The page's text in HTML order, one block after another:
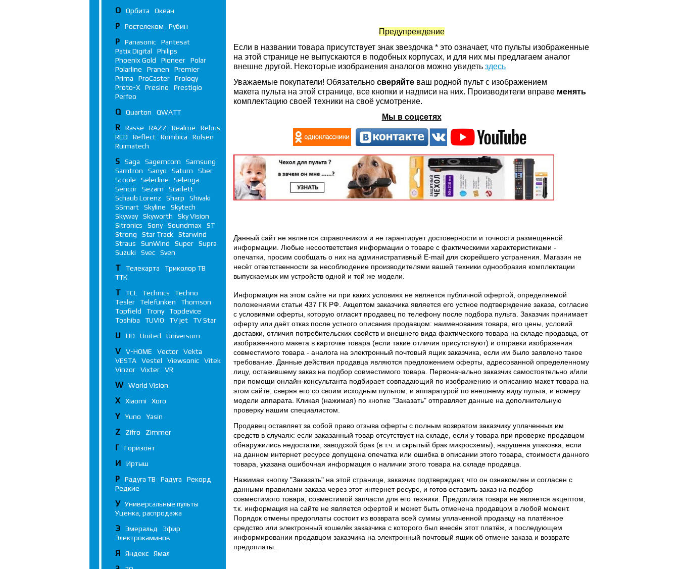
Предупреждение
Если в названии товара присутствует знак звездочка * это означает, что пульты изображенные
на этой странице не выпускаются в подобных корпусах, и для них мы предлагаем аналог
внешне другой. Некоторые изображения аналогов можно увидеть здесь
Уважаемые покупатели! Обязательно сверяйте ваш родной пульт с изображением
макета пульта на этой странице, все кнопки и надписи на них. Производители вправе менять
комплектацию своей техники на своё усмотрение.
Мы в соцсетях
Данный сайт не является справочником и не гарантирует достоверности и точности размещенной
информации. Любые несоответствия информации о товаре с фактическими характеристиками -
опечатки, просим сообщать о них на административный E-mail для скорейшего устранения. Магазин не
несёт ответственности за несоблюдение производителями вашей техники однообразия комплектации
выпускаемых им устройств одной и той же модели.
Информация на этом сайте ни при каких условиях не является публичной офертой, определяемой
положениями статьи 437 ГК РФ. Акцептом заказчика является его устное подтверждение заказа, согласие
с условиями оферты, которую огласит продавец по телефону после подбора пульта. Заказчик принимает
оферту или даёт отказ после устного описания продавцом: наименования товара, его цены, условий
доставки, отличия потребительских свойств и внешнего вида фактического товара на складе продавца, от
изображенного макета в карточке товара (если такие отличия присутствуют) и отправки изображения
совместимого товара - аналога на электронный почтовый ящик заказчика, если им было заявлено такое
требование. Данные действия продавца являются предложением оферты, адресованной определенному
лицу, оставившему заказ на подбор совместимого товара. Первоначально заказчик самостоятельно и/или
при помощи онлайн-консультанта подбирает совпадающий по изображению и описанию макет товара на
этом сайте, сверяя его со своим исходным пультом, и аппаратурой по внешнему виду пульта, и номеру
модели аппарата. Кликая (нажимая) по кнопке "Заказать" отправляет данные на дополнительную
проверку нашим специалистом.
Продавец оставляет за собой право отзыва оферты с полным возвратом заказчику уплаченных им
средств в случаях: если заказанный товар отсутствует на складе, если у товара при проверке продавцом
обнаружились недостатки, заводской брак (в т.ч. и скрытый брак микросхемы), нарушена упаковка, если
на данном интернет ресурсе допущена опечатка или ошибка в описании этого товара, стоимости данного
товара, указана ошибочная информация о наличии этого товара на складе продавца.
Нажимая кнопку "Заказать" на этой странице, заказчик подтверждает, что он ознакомлен и согласен с
данными правилами заказа через этот интернет ресурс, и готов оставить заказ на подбор
совместимого товара, совместимой запчасти для его техники. Предоплата товара не является акцептом,
т.к. информация на сайте не является офертой и может быть отменена продавцом в любой момент.
Порядок отмены предоплаты состоит из возврата всей суммы уплаченной продавцу на платёжное
средство или электронный кошелёк заказчика с которого был внесён этот платёж, и последующем
информировании продавцом заказчика на электронный почтовый ящик об отмене заказа и возврате
предоплаты.
О Орбита Океан
Р Ростелеком Рубин
P Panasonic
Pantesat
Patix Digital
Philips
Phoenix Gold
Pioneer
Polar
Polarline
Pranen
Premier
Prima
ProCaster
Prology
Proto-X
Presino
Prestigio
Perfeo
Q Quarton QWATT
R Rasse RAZZ Realme
Rebus
RED
Reflect Rombica
Rolsen
Ruimatech
S Saga Sagemcom
Samsung
Samtron
Sanyo Saturn
Sber
Scoole
Selecline
Selenga
Sencor
Sezam
Scarlett
Schaub Lorenz
Sharp
Shivaki
SSmart
Skyline
Skytech
Skyway
Skyworth
Sky Vision
Sitronics
Sony Soundmax
ST
Strong
Star Track
Starwind
Straus
SunWind Super
Supra
Suzuki
Svec Sven
Т Телекарта
Триколор ТВ
ТТК
T TCL Technics
Techno
Tesler
Telefunken
Thomson
Topfield
Trony
Topdevice
Toshiba
TUVIO TV jet TV Star
U UD United Universum
V V-HOME Vector
Vekta
VESTA
Vestel Viewsonic
Vitek
Vinzor
Vixter VR
W World Vision
X Xiaomi Xoro
Y Yuno Yasin
Z Zifro Zimmer
Г Горизонт
И Иртыш
Р Радуга ТВ Радуга
Рекорд
Редкие
У
Универсальные пульты
Уценка, распродажа
Э Эмеральд
Эфир
Электрокаминов
Я Яндекс Ямал